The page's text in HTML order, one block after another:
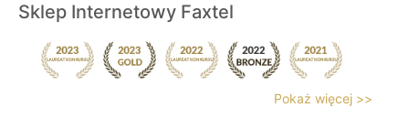
Sklep Internetowy Faxtel
Pokaż więcej >>